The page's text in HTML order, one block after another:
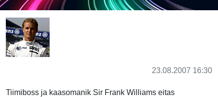
23.08.2007 16:30
Tiimiboss ja kaasomanik Sir Frank Williams eitas